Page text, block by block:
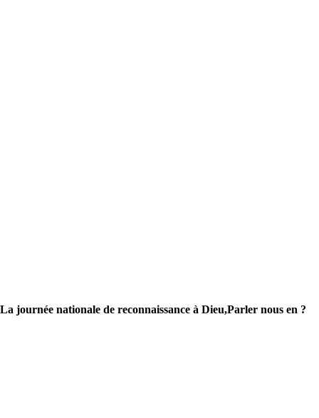
La journée nationale de reconnaissance à Dieu,Parler nous en ?